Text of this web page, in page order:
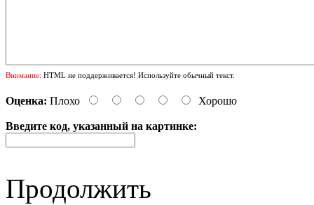
Внимание: HTML не поддерживается! Используйте обычный текст.
Оценка: Плохо Хорошо
Введите код, указанный на картинке:
Продолжить